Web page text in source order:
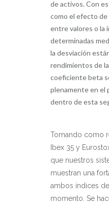
de activos. Con
como el efecto
entre valores o la
determinadas
la desviación
rendimientos de
coeficiente beta
plenamente en el
dentro de esta
Tomando como
Ibex 35 y
que nuestros
muestran una
ambos índices
momento. Se